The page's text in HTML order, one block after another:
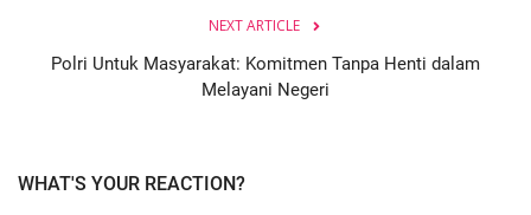
NEXT ARTICLE
Polri Untuk Masyarakat: Komitmen Tanpa Henti dalam
Melayani Negeri
WHAT'S YOUR REACTION?